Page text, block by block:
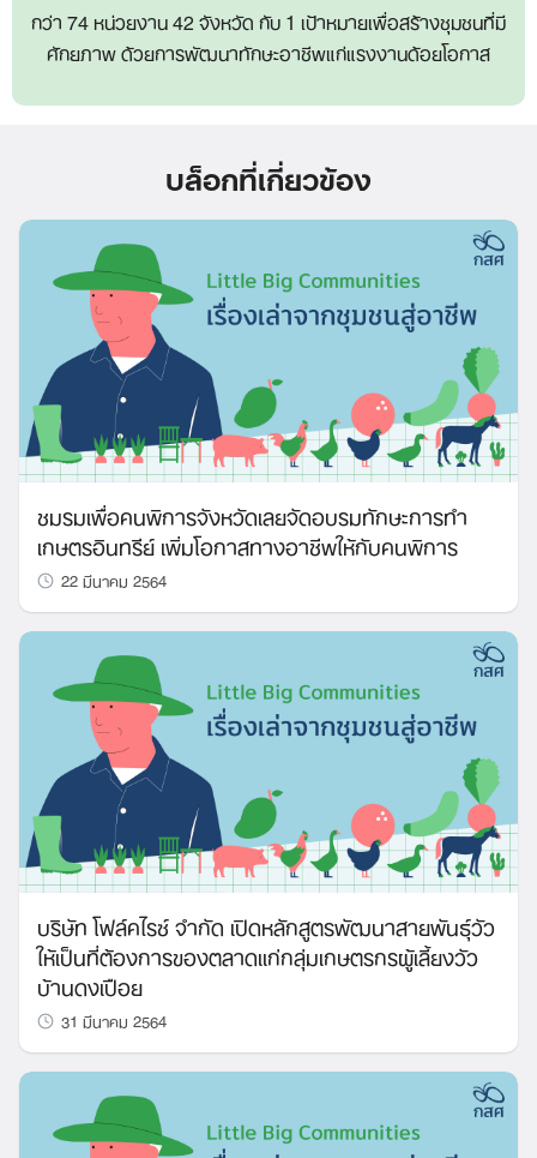
กว่า 74 หน่วยงาน 42 จังหวัด กับ 1 เป้าหมายเพื่อสร้างชุมชนที่มี
ศักยภาพ ด้วยการพัฒนาทักษะอาชีพแก่แรงงานด้อยโอกาส
บล็อกที่เกี่ยวข้อง
ชมรมเพื่อคนพิการจังหวัดเลยจัดอบรมทักษะการทำ
เกษตรอินทรีย์ เพิ่มโอกาสทางอาชีพให้กับคนพิการ
22 มีนาคม 2564
บริษัท โฟล์คไรซ์ จำกัด เปิดหลักสูตรพัฒนาสายพันธุ์วัว
ให้เป็นที่ต้องการของตลาดแก่กลุ่มเกษตรกรผู้เลี้ยงวัว
บ้านดงเปือย
31 มีนาคม 2564